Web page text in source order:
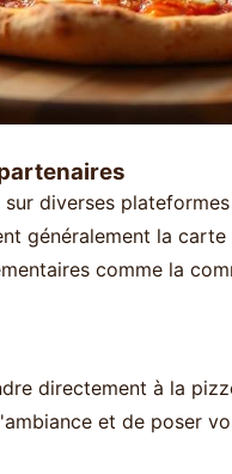
diverses
généralement la
comme la
directement à la
et de poser